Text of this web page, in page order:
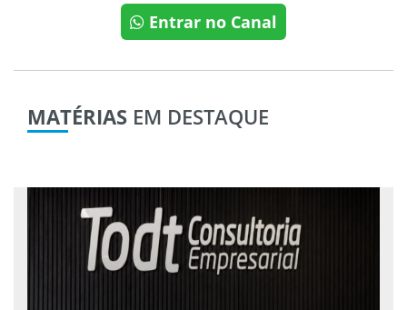
Entrar no Canal
MATÉRIAS EM DESTAQUE